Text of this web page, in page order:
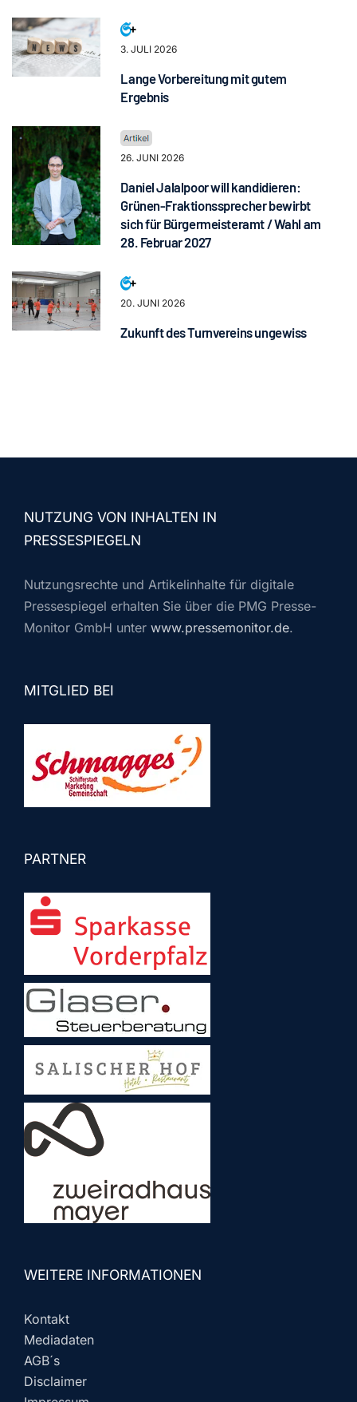
3. JULI 2026
Lange Vorbereitung mit gutem
Ergebnis
26. JUNI 2026
Daniel Jalalpoor will kandidieren:
Grünen-Fraktionssprecher bewirbt
sich für Bürgermeisteramt / Wahl am
28. Februar 2027
20. JUNI 2026
Zukunft des Turnvereins ungewiss
NUTZUNG VON INHALTEN IN
PRESSESPIEGELN
Nutzungsrechte und Artikelinhalte für digitale
Pressespiegel erhalten Sie über die PMG Presse-
Monitor GmbH unter www.pressemonitor.de.
MITGLIED BEI
PARTNER
WEITERE INFORMATIONEN
Kontakt
Mediadaten
AGB´s
Disclaimer